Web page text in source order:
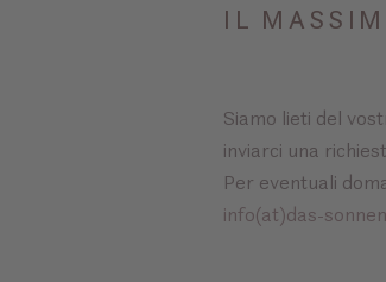
IL
Siamo lieti del
inviarci una
Per eventuali
info(at)das-